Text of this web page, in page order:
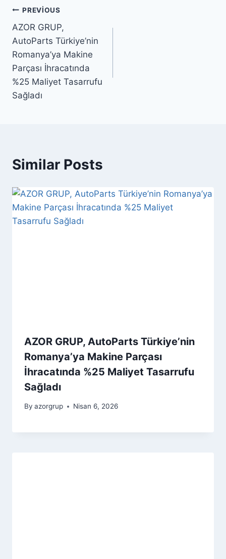
Yazı
gezinmesi
PREVIOUS
AZOR GRUP,
AutoParts Türkiye’nin
Romanya’ya Makine
Parçası İhracatında
%25 Maliyet Tasarrufu
Sağladı
Similar Posts
AZOR GRUP, AutoParts Türkiye’nin
Romanya’ya Makine Parçası
İhracatında %25 Maliyet Tasarrufu
Sağladı
By azorgrup Nisan 6, 2026